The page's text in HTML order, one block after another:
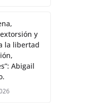
y
la libertad
Abigail